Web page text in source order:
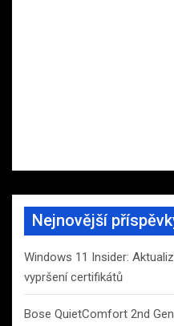
Nejnovější
Windows 11 Insider:
vypršení certifikátů
Bose QuietComfort 2nd